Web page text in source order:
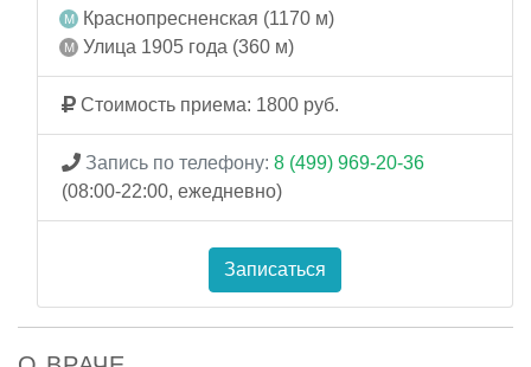
Краснопресненская (1170 м)
Улица 1905 года (360 м)
Стоимость приема: 1800 руб.
Запись по телефону: 8 (499) 969-20-36
(08:00-22:00, ежедневно)
Записаться